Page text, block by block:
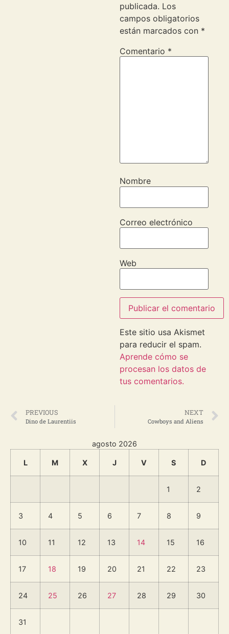
publicada. Los
campos obligatorios
están marcados con *
Comentario *
Nombre
Correo electrónico
Web
Este sitio usa Akismet
para reducir el spam.
Aprende cómo se
procesan los datos de
tus comentarios.
PREVIOUS
Dino de Laurentiis
NEXT
Cowboys and Aliens
agosto 2026
L M X J V S D
1 2
3 4 5 6 7 8 9
10 11 12 13 14 15 16
17 18 19 20 21 22 23
24 25 26 27 28 29 30
31